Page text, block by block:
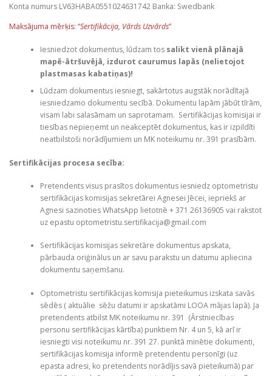
Konta numurs LV63HABA0551024631742 Banka: Swedbank
Maksājuma mērķis: “Sertifikācija, Vārds Uzvārds”
Iesniedzot dokumentus, lūdzam tossalikt vienā plānajā
mapē-ātršuvējā, izdurot caurumus lapās (nelietojot
plastmasas kabatiņas)!
Lūdzam dokumentus iesniegt, sakārtotus augstāk norādītajā
iesniedzamo dokumentu secībā. Dokumentu lapām jābūt tīrām,
visam labi salasāmam un saprotamam. Sertifikācijas komisijai ir
tiesības nepieņemt un neakceptēt dokumentus, kas ir izpildīti
neatbilstoši norādījumiem un MK noteikumu nr. 391 prasībām.
Sertifikācijas procesa secība:
Pretendents visus prasītos dokumentus iesniedz optometristu
sertifikācijas komisijas sekretārei Agnesei Jēcei, iepriekš ar
Agnesi sazinoties WhatsApp lietotnē + 371 26136905 vai rakstot
uz epastu optometristu.sertifikacija@gmail.com
Sertifikācijas komisijas sekretāre dokumentus apskata,
pārbauda oriģinālus un ar savu parakstu un datumu apliecina
dokumentu saņemšanu.
Optometristu sertifikācijas komisija pieteikumus izskata savās
sēdēs ( aktuālie sēžu datumi ir apskatāmi LOOA mājas lapā). Ja
pretendents atbilst MK noteikumu nr. 391 (Ārstniecības
personu sertifikācijas kārtība) punktiem Nr. 4 un 5, kā arī ir
iesniegti visi noteikumu nr. 391 27. punktā minētie dokumenti,
sertifikācijas komisija informē pretendentu personīgi (uz
epasta adresi, ko pretendents norādījis savā pieteikumā) par